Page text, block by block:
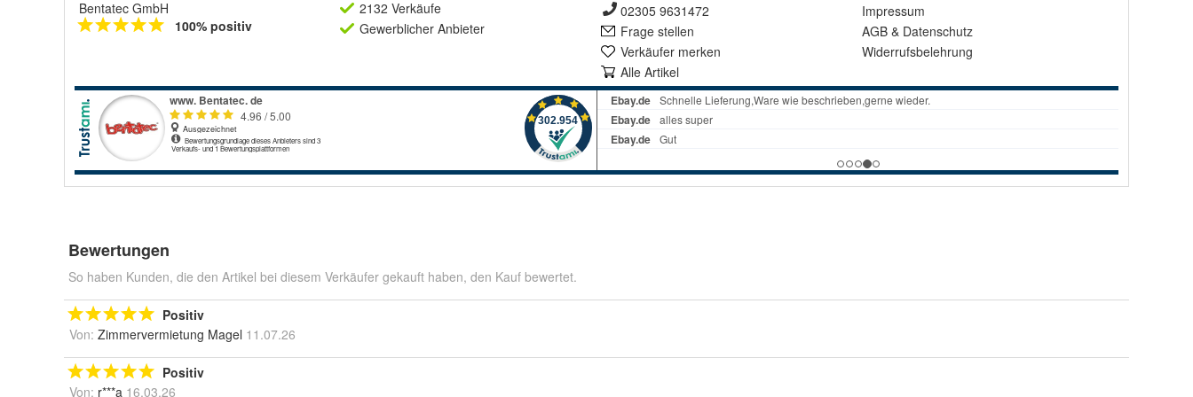
Bentatec GmbH
100% positiv
2132 Verkäufe
Gewerblicher Anbieter
02305 9631472
Frage stellen
Verkäufer merken
Alle Artikel
Impressum
AGB & Datenschutz
Widerrufsbelehrung
Bewertungen
So haben Kunden, die den Artikel bei diesem Verkäufer gekauft haben, den Kauf bewertet.
Positiv
Von: Zimmervermietung Magel 11.07.26
Positiv
Von: r***a 16.03.26